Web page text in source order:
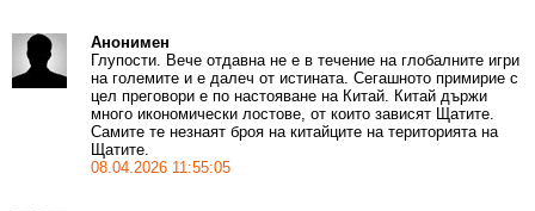
Анонимен
Глупости. Вече отдавна не е в течение на глобалните игри
на големите и е далеч от истината. Сегашното примирие с
цел преговори е по настояване на Китай. Китай държи
много икономически лостове, от които зависят Щатите.
Самите те незнаят броя на китайците на територията на
Щатите.
08.04.2026 11:55:05